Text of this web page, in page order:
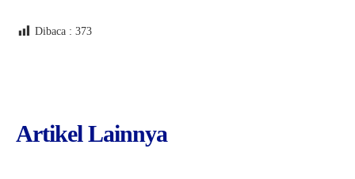
Dibaca : 373
Artikel Lainnya